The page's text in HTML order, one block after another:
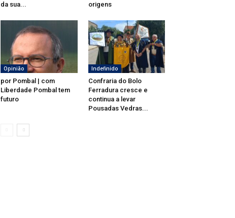
da sua...
origens
Opinião
por Pombal | com
Liberdade Pombal tem
futuro
Indefinido
Confraria do Bolo
Ferradura cresce e
continua a levar
Pousadas Vedras...